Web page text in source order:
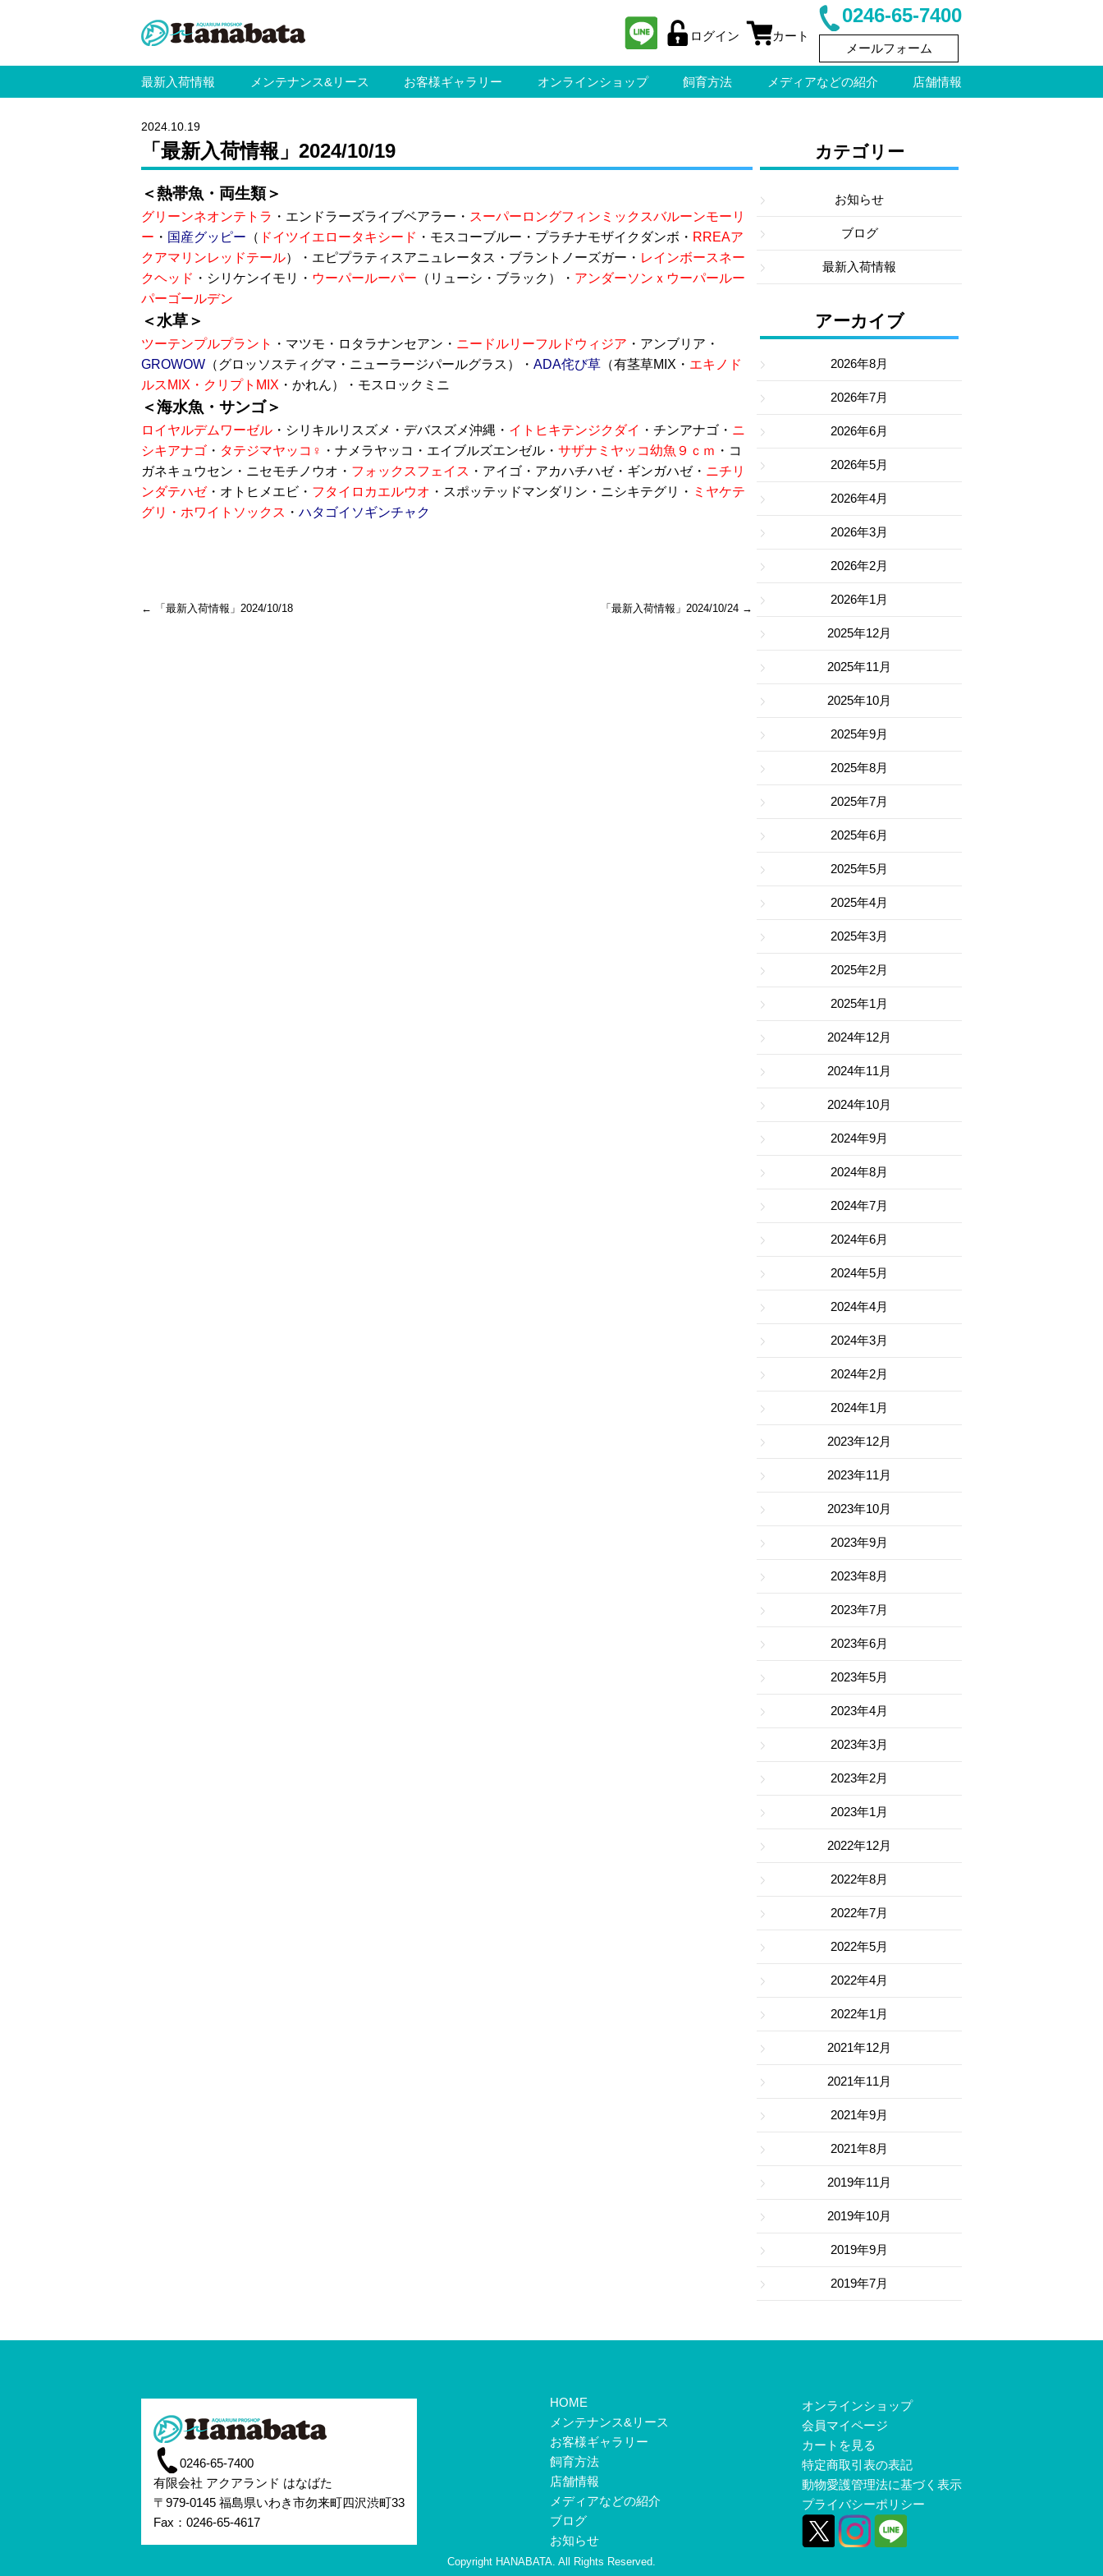
ログイン カート
0246-65-7400
メールフォーム
最新入荷情報 メンテナンス&リース お客様ギャラリー オンラインショップ 飼育方法 メディアなどの紹介 店舗情報
2024.10.19
「最新入荷情報」2024/10/19
＜熱帯魚・両生類＞
グリーンネオンテトラ ・エンドラーズライブベアラー・ スーパーロングフィンミックスバルーンモーリ
ー ・ 国産グッピー （ ドイツイエロータキシード ・モスコーブルー・プラチナモザイクダンボ・ RREAア
クアマリンレッドテール）・エピプラティスアニュレータス・ブラントノーズガー・ レインボースネー
クヘッド ・シリケンイモリ・ ウーパールーパー （リューシ・ブラック）・ アンダーソンｘウーパールー
パーゴールデン
＜水草＞
ツーテンプルプラント ・マツモ・ロタラナンセアン・ ニードルリーフルドウィジア ・アンブリア・
GROWOW （グロッソスティグマ・ニューラージパールグラス）・ ADA侘び草 （有茎草MIX・ エキノド
ルスMIX・クリプトMIX ・かれん）・モスロックミニ
＜海水魚・サンゴ＞
ロイヤルデムワーゼル ・シリキルリスズメ・デバスズメ沖縄・ イトヒキテンジクダイ ・チンアナゴ・ ニ
シキアナゴ ・ タテジマヤッコ♀ ・ナメラヤッコ・エイブルズエンゼル・ サザナミヤッコ幼魚９ｃｍ ・コ
ガネキュウセン・ニセモチノウオ・ フォックスフェイス ・アイゴ・アカハチハゼ・ギンガハゼ・ ニチリ
ンダテハゼ・オトヒメエビ・ フタイロカエルウオ ・スポッテッドマンダリン・ニシキテグリ・ ミヤケテ
グリ・ホワイトソックス ・ ハタゴイソギンチャク
← 「最新入荷情報」2024/10/18 「最新入荷情報」2024/10/24 →
カテゴリー
お知らせ
ブログ
最新入荷情報
アーカイブ
2026年8月
2026年7月
2026年6月
2026年5月
2026年4月
2026年3月
2026年2月
2026年1月
2025年12月
2025年11月
2025年10月
2025年9月
2025年8月
2025年7月
2025年6月
2025年5月
2025年4月
2025年3月
2025年2月
2025年1月
2024年12月
2024年11月
2024年10月
2024年9月
2024年8月
2024年7月
2024年6月
2024年5月
2024年4月
2024年3月
2024年2月
2024年1月
2023年12月
2023年11月
2023年10月
2023年9月
2023年8月
2023年7月
2023年6月
2023年5月
2023年4月
2023年3月
2023年2月
2023年1月
2022年12月
2022年8月
2022年7月
2022年5月
2022年4月
2022年1月
2021年12月
2021年11月
2021年9月
2021年8月
2019年11月
2019年10月
2019年9月
2019年7月
0246-65-7400
有限会社 アクアランド はなばた
〒979-0145 福島県いわき市勿来町四沢渋町33
Fax：0246-65-4617
HOME
メンテナンス&リース
お客様ギャラリー
飼育方法
店舗情報
メディアなどの紹介
ブログ
お知らせ
オンラインショップ
会員マイページ
カートを見る
特定商取引表の表記
動物愛護管理法に基づく表示
プライバシーポリシー
Copyright HANABATA. All Rights Reserved.